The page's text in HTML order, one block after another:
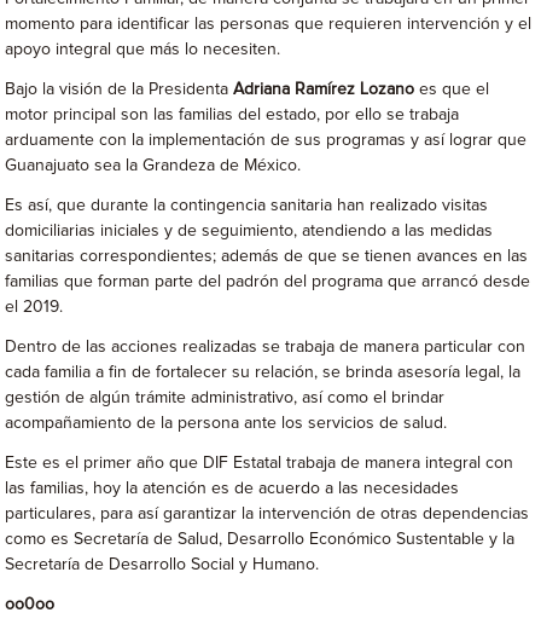
momento para identificar las personas que requieren intervención y el
apoyo integral que más lo necesiten.
Bajo la visión de la PresidentaAdriana Ramírez Lozano es que el
motor principal son las familias del estado, por ello se trabaja
arduamente con la implementación de sus programas y así lograr que
Guanajuato sea la Grandeza de México.
Es así, que durante la contingencia sanitaria han realizado visitas
domiciliarias iniciales y de seguimiento, atendiendo a las medidas
sanitarias correspondientes; además de que se tienen avances en las
familias que forman parte del padrón del programa que arrancó desde
el 2019.
Dentro de las acciones realizadas se trabaja de manera particular con
cada familia a fin de fortalecer su relación, se brinda asesoría legal, la
gestión de algún trámite administrativo, así como el brindar
acompañamiento de la persona ante los servicios de salud.
Este es el primer año que DIF Estatal trabaja de manera integral con
las familias, hoy la atención es de acuerdo a las necesidades
particulares, para así garantizar la intervención de otras dependencias
como es Secretaría de Salud, Desarrollo Económico Sustentable y la
Secretaría de Desarrollo Social y Humano.
oo0oo